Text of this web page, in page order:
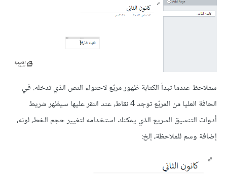
ستلاحظ عندما تبدأ الكتابة ظهور مربّع لاحتواء النص الذي تدخله. في
الحافة العليا من المربّع توجد 4 نقاط، عند النقر عليها سيظهر شريط
أدوات التنسيق السريع الذي يمكنك استخدامه لتغيير حجم الخط، لونه،
إضافة وسم للملاحظة، إلخ: